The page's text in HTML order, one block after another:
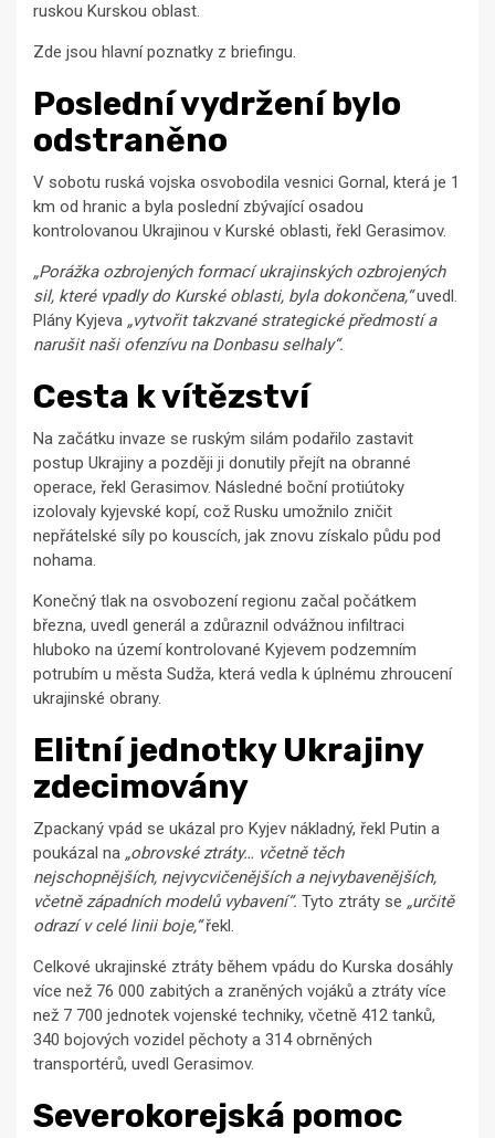
ruskou Kurskou oblast.
Zde jsou hlavní poznatky z briefingu.
Poslední vydržení bylo
odstraněno
V sobotu ruská vojska osvobodila vesnici Gornal, která je 1
km od hranic a byla poslední zbývající osadou
kontrolovanou Ukrajinou v Kurské oblasti, řekl Gerasimov.
„Porážka ozbrojených formací ukrajinských ozbrojených
sil, které vpadly do Kurské oblasti, byla dokončena,“uvedl.
Plány Kyjeva „vytvořit takzvané strategické předmostí a
narušit naši ofenzívu na Donbasu selhaly“.
Cesta k vítězství
Na začátku invaze se ruským silám podařilo zastavit
postup Ukrajiny a později ji donutily přejít na obranné
operace, řekl Gerasimov. Následné boční protiútoky
izolovaly kyjevské kopí, což Rusku umožnilo zničit
nepřátelské síly po kouscích, jak znovu získalo půdu pod
nohama.
Konečný tlak na osvobození regionu začal počátkem
března, uvedl generál a zdůraznil odvážnou infiltraci
hluboko na území kontrolované Kyjevem podzemním
potrubím u města Sudža, která vedla k úplnému zhroucení
ukrajinské obrany.
Elitní jednotky Ukrajiny
zdecimovány
Zpackaný vpád se ukázal pro Kyjev nákladný, řekl Putin a
poukázal na „obrovské ztráty… včetně těch
nejschopnějších, nejvycvičenějších a nejvybavenějších,
včetně západních modelů vybavení“. Tyto ztráty se „určitě
odrazí v celé linii boje,“řekl.
Celkové ukrajinské ztráty během vpádu do Kurska dosáhly
více než 76 000 zabitých a zraněných vojáků a ztráty více
než 7 700 jednotek vojenské techniky, včetně 412 tanků,
340 bojových vozidel pěchoty a 314 obrněných
transportérů, uvedl Gerasimov.
Severokorejská pomoc